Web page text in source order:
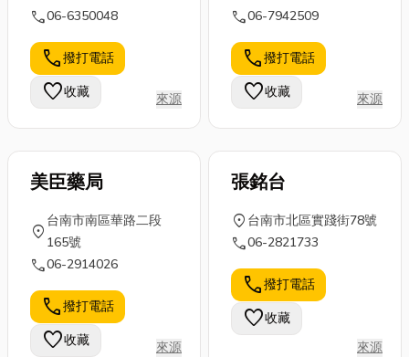
廳」的米其林
「廚藝高明，
值得繞道前
往」的米其林
物、皮革、毛
料、有污漬的
服飾…。這些
都需要特殊的
清洗方...
小編這就來幫
你解答！另
外，還有6家
在地台中當舖
推薦，幫你快
速找...
call06-6350048
call撥打電話
favorite收藏 來源
call06-7942509
call撥打電話
favorite收藏 來源
美臣藥局
location_on
台南市南區華路二段
165號
call06-2914026
call撥打電話
favorite收藏 來源
張銘台
location_on 台南市北區實踐街78號
call06-2821733
call撥打電話
favorite收藏
來源